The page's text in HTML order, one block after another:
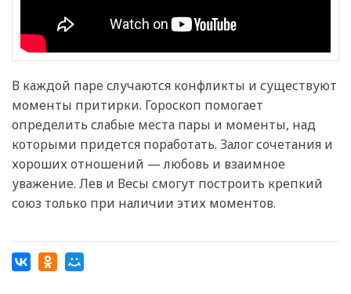
В каждой паре случаются конфликты и существуют
моменты притирки. Гороскоп помогает
определить слабые места пары и моменты, над
которыми придется поработать. Залог сочетания и
хороших отношений — любовь и взаимное
уважение. Лев и Весы смогут построить крепкий
союз только при наличии этих моментов.